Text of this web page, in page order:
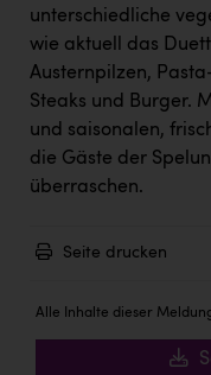
Seher + Partner
Smurfit Westrock
TCL
TGW Logistics
VERITAS
Vier Diamanten
unterschiedliche
wie aktuell das
Austernpilzen,
Steaks und Burger.
und saisonalen,
die Gäste der
überraschen.
Seite drucken
Alle Inhalte dieser